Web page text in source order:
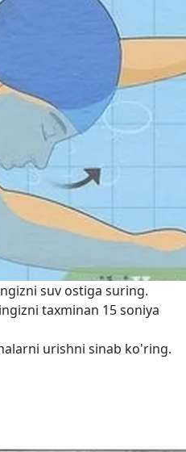
suv ostiga suring.
taxminan 15 soniya
urishni sinab ko'ring.